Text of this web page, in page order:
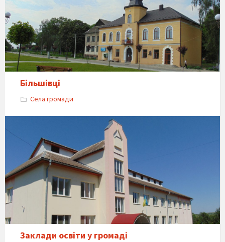
Більшівці
Села громади
Заклади освіти у громаді